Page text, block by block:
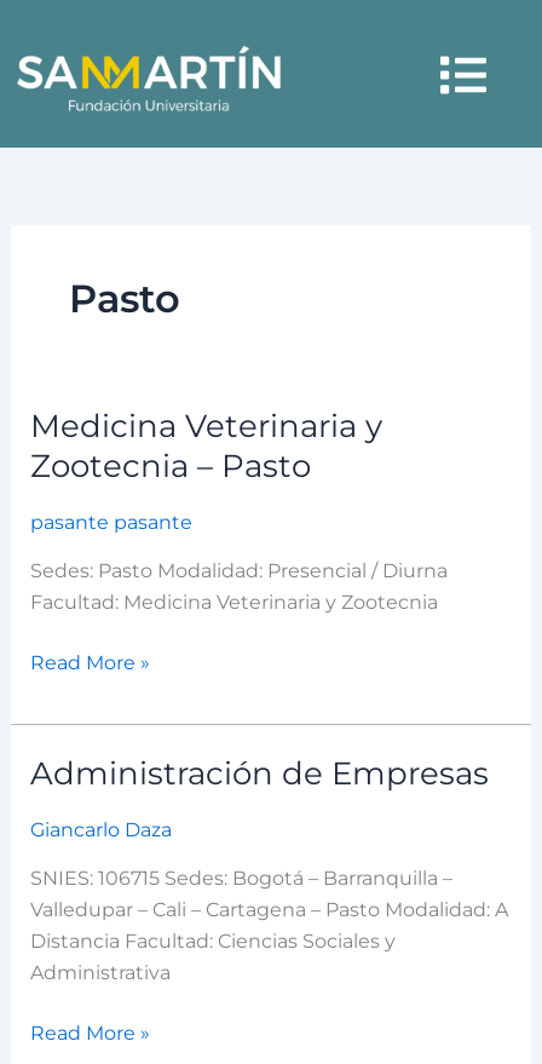
contenido
Menú
Docentes
Trabajadores
Pasto
Medicina Veterinaria y
Zootecnia – Pasto
pasante pasante
Sedes: Pasto Modalidad: Presencial / Diurna
Facultad: Medicina Veterinaria y Zootecnia
Medicina
Veterinaria
y
Zootecnia
Pasto
Read More »
Administración de Empresas
Giancarlo Daza
SNIES: 106715 Sedes: Bogotá – Barranquilla –
Valledupar – Cali – Cartagena – Pasto Modalidad: A
Distancia Facultad: Ciencias Sociales y
Administrativa
Administración
Empresas
Read More »